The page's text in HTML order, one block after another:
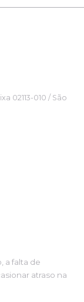
02113-010 / São
a falta de
atraso na